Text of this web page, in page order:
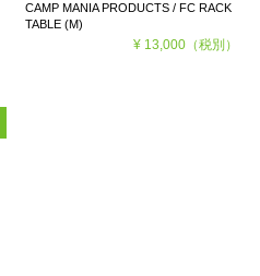
CAMP MANIA PRODUCTS / FC RACK
TABLE (M)
¥ 13,000（税別）